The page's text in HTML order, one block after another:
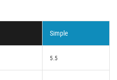
Simple
5.5